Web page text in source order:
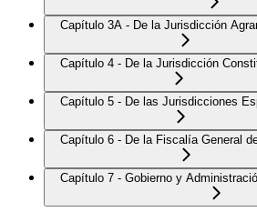
Capítulo 3A - De la Jurisdicción
Capítulo 4 - De la Jurisdicción
Capítulo 5 - De las Jurisdicciones
Capítulo 6 - De la Fiscalía General
Capítulo 7 - Gobierno y